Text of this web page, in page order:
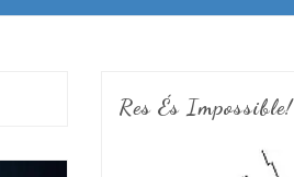
Res És Impossible!